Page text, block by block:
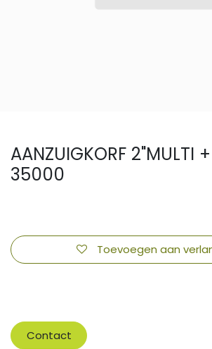
AANZUIGKORF 2"MULTI
35000
Toevoegen aan
Contact